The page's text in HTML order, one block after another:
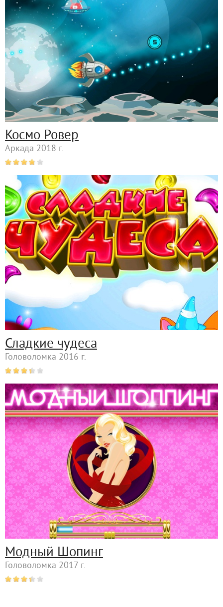
Космо Ровер
Аркада 2018 г.
Сладкие чудеса
Головоломка 2016 г.
Модный Шопинг
Головоломка 2017 г.